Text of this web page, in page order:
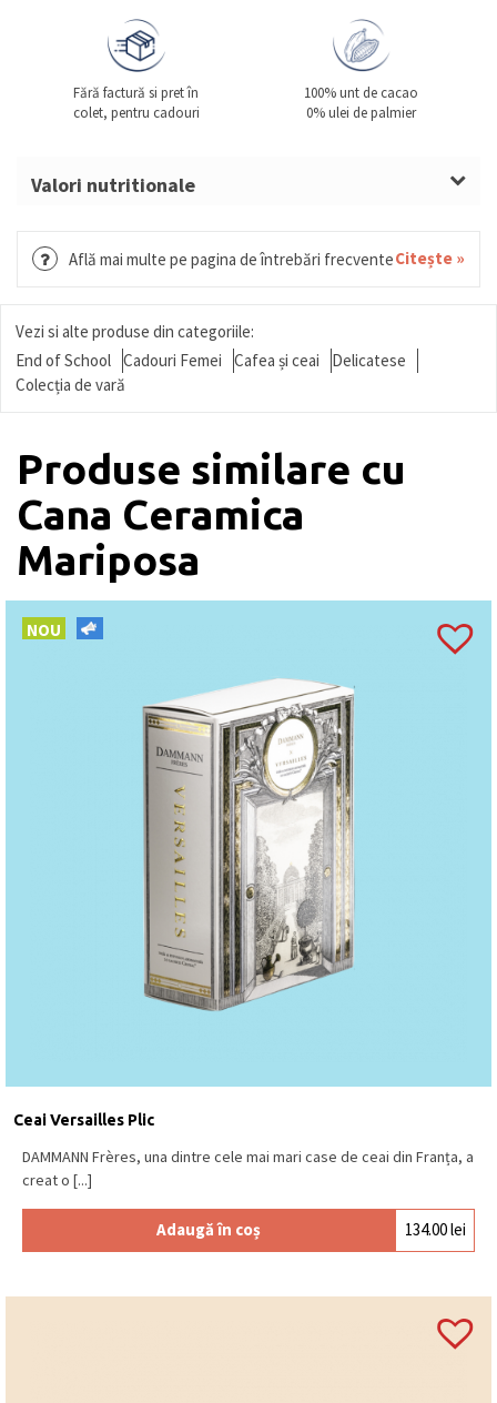
Fără factură si pret în
colet, pentru cadouri
100% unt de cacao
0% ulei de palmier
Valori nutritionale
15°C și 18°C.
Află mai multe pe pagina de întrebări frecventeCitește »
Vezi si alte produse din categoriile:
End of School Cadouri Femei Cafea și ceai
Delicatese
Colecția de vară
Produse similare cu
Cana Ceramica
Mariposa
NOU
Ceai Versailles Plic
DAMMANN Frères, una dintre cele mai mari case de ceai din Franța, a
creat o [...]
Adaugă în coș 134.00lei